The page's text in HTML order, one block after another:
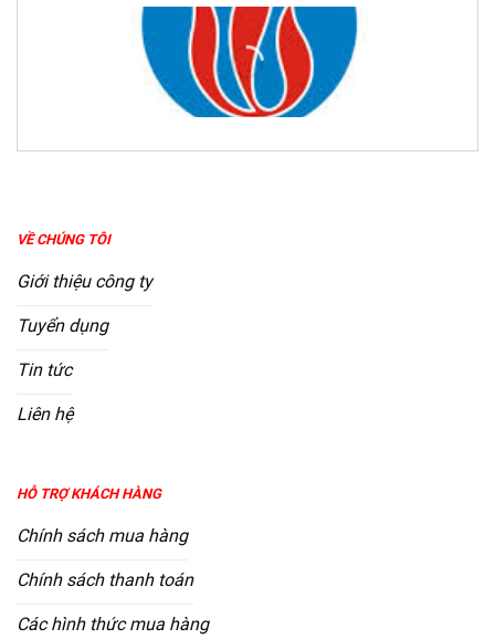
VỀ CHÚNG TÔI
Giới thiệu công ty
Tuyển dụng
Tin tức
Liên hệ
HỖ TRỢ KHÁCH HÀNG
Chính sách mua hàng
Chính sách thanh toán
Các hình thức mua hàng